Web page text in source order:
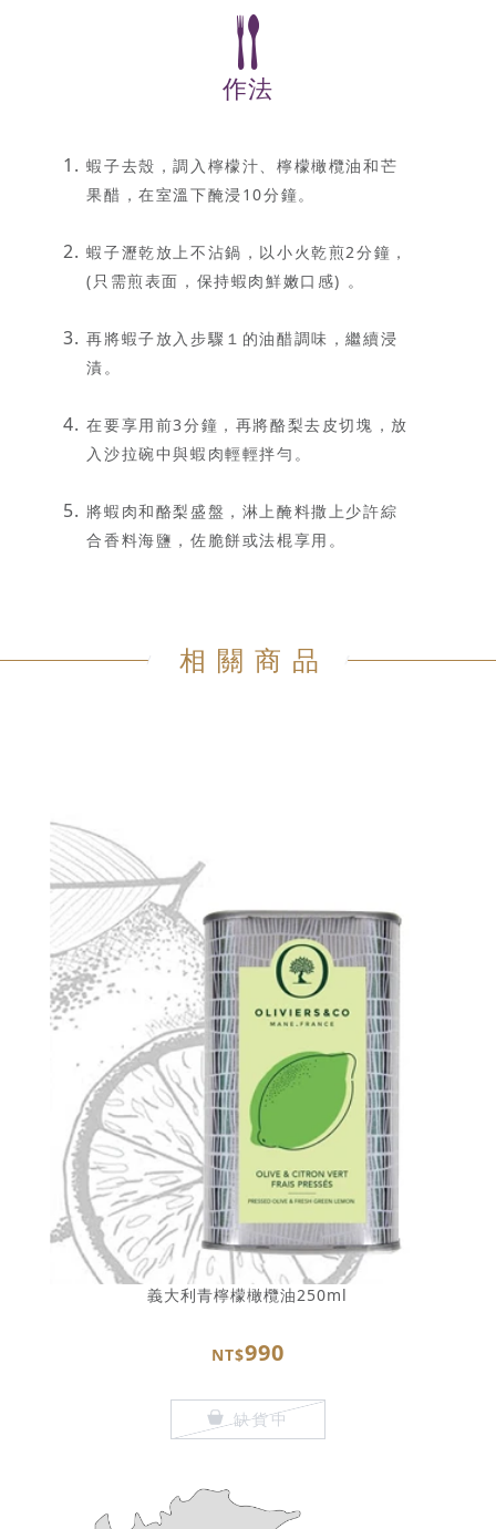
作法
蝦子去殼，調入檸檬汁、檸檬橄欖油和芒
果醋，在室溫下醃浸10分鐘。
蝦子瀝乾放上不沾鍋，以小火乾煎2分鐘，
(只需煎表面，保持蝦肉鮮嫩口感) 。
再將蝦子放入步驟１的油醋調味，繼續浸
漬。
在要享用前3分鐘，再將酪梨去皮切塊，放
入沙拉碗中與蝦肉輕輕拌勻。
將蝦肉和酪梨盛盤，淋上醃料撒上少許綜
合香料海鹽，佐脆餅或法棍享用。
相關商品
義大利青檸檬橄欖油250ml
NT$990
缺貨中